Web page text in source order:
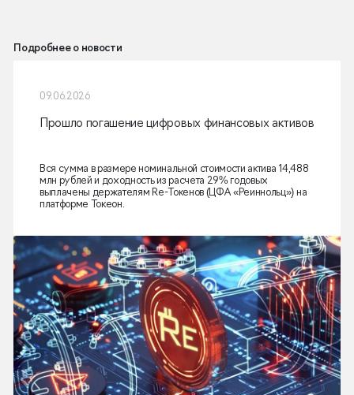
Подробнее о новости
09.06.2026
Прошло погашение цифровых финансовых активов
Вся сумма в размере номинальной стоимости актива 14,488
млн рублей и доходность из расчета 29% годовых
выплачены держателям Re-Токенов (ЦФА «Реиннольц») на
платформе Токеон.